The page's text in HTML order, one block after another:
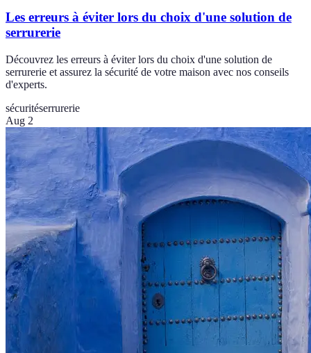
Les erreurs à éviter lors du choix d'une solution de
serrurerie
Découvrez les erreurs à éviter lors du choix d'une solution de
serrurerie et assurez la sécurité de votre maison avec nos conseils
d'experts.
sécuritéserrurerie
Aug 2